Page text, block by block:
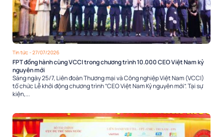
Tin tức - 27/07/2026
FPT đồng hành cùng VCCI trong chương trình 10.000 CEO Việt Nam kỷ
nguyên mới
Sáng ngày 25/7, Liên đoàn Thương mại và Công nghiệp Việt Nam (VCCI)
tổ chức Lễ khởi động chương trình “CEO Việt Nam Kỷ nguyên mới”. Tại sự
kiện,...